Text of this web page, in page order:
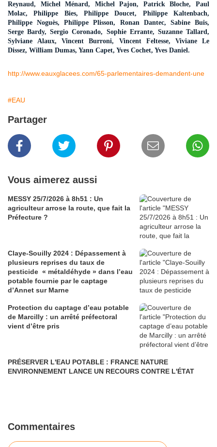
Reynaud, Michel Ménard, Michel Pajon, Patrick Bloche, Paul
Molac, Philippe Bies, Philippe Doucet, Philippe Kaltenbach,
Philippe Noguès, Philippe Plisson, Ronan Dantec, Sabine
Buis,
Serge Bardy, Sergio Coronado, Sophie Errante, Suzanne Tallard,
Sylviane Alaux, Vincent Burroni, Vincent Feltesse, Viviane
Le
Dissez, William Dumas, Yann Capet, Yves Cochet, Yves Daniel.
http://www.eauxglacees.com/65-parlementaires-demandent-une
#EAU
Partager
Vous aimerez aussi
MESSY 25/7/2026 à 8h51 : Un
agriculteur arrose la route, que fait la
Préfecture ?
Claye-Souilly 2024 : Dépassement à
plusieurs reprises du taux de
pesticide « métaldéhyde » dans l’eau
potable fournie par le captage
d’Annet sur Marne
Protection du captage d’eau potable
de Marcilly : un arrêté préfectoral
vient d’être pris
PRÉSERVER L'EAU POTABLE : FRANCE NATURE
ENVIRONNEMENT LANCE UN RECOURS CONTRE L'ÉTAT
Commentaires